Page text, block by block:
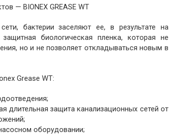
— BIONEX GREASE WT
бактерии заселяют ее, в результате на
защитная биологическая пленка, которая не
но и не позволяет откладываться новым в
Grease WT:
длительная защита канализационных сетей от
оборудовании;